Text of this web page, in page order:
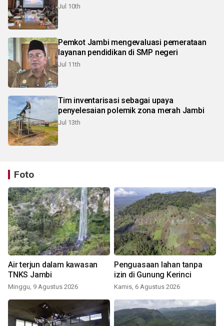
Jul 10th
Pemkot Jambi mengevaluasi pemerataan
layanan pendidikan di SMP negeri
Jul 11th
Tim inventarisasi sebagai upaya
penyelesaian polemik zona merah Jambi
Jul 13th
Foto
Air terjun dalam kawasan
TNKS Jambi
Minggu, 9 Agustus 2026
Penguasaan lahan tanpa
izin di Gunung Kerinci
Kamis, 6 Agustus 2026